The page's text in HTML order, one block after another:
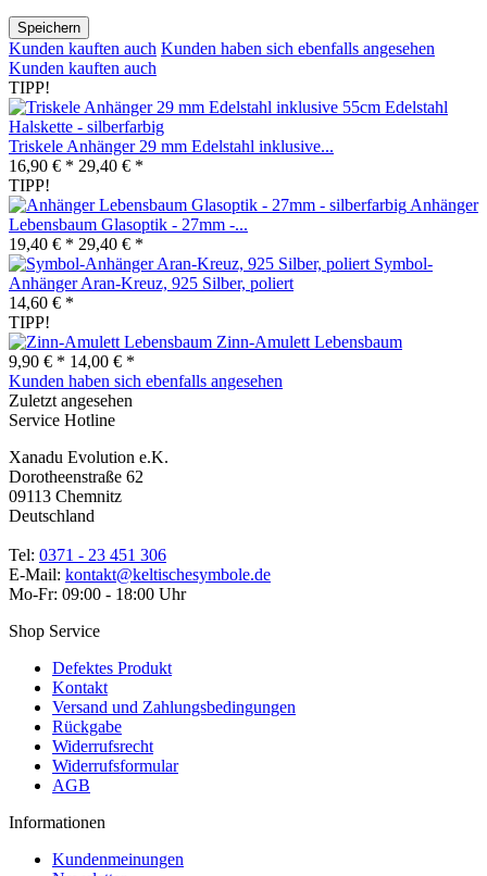
Speichern
Kunden kauften auch Kunden haben sich ebenfalls angesehen
Kunden kauften auch
TIPP!
Triskele Anhänger 29 mm Edelstahl inklusive...
16,90 € * 29,40 € *
TIPP!
Anhänger
Lebensbaum Glasoptik - 27mm -...
19,40 € * 29,40 € *
Symbol-
Anhänger Aran-Kreuz, 925 Silber, poliert
14,60 € *
TIPP!
Zinn-Amulett Lebensbaum
9,90 € * 14,00 € *
Kunden haben sich ebenfalls angesehen
Zuletzt angesehen
Service Hotline
Xanadu Evolution e.K.
Dorotheenstraße 62
09113 Chemnitz
Deutschland
Tel: 0371 - 23 451 306
E-Mail: kontakt@keltischesymbole.de
Mo-Fr: 09:00 - 18:00 Uhr
Shop Service
Defektes Produkt
Kontakt
Versand und Zahlungsbedingungen
Rückgabe
Widerrufsrecht
Widerrufsformular
AGB
Informationen
Kundenmeinungen